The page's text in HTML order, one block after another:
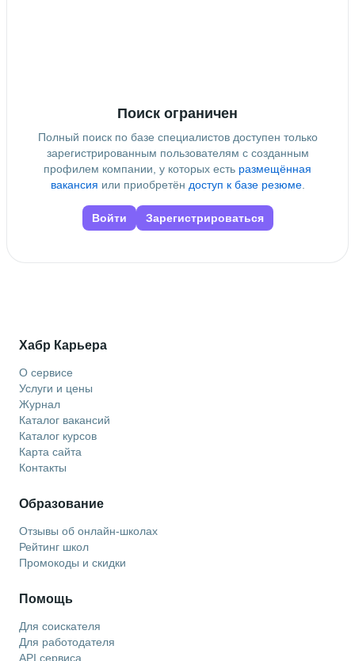
Поиск ограничен
Полный поиск по базе специалистов доступен только
зарегистрированным пользователям с созданным
профилем компании, у которых есть размещённая
вакансия или приобретён доступ к базе резюме.
Войти Зарегистрироваться
Хабр Карьера
О сервисе
Услуги и цены
Журнал
Каталог вакансий
Каталог курсов
Карта сайта
Контакты
Образование
Отзывы об онлайн-школах
Рейтинг школ
Промокоды и скидки
Помощь
Для соискателя
Для работодателя
API сервиса